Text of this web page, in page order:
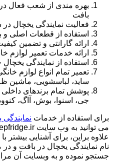
بهره مندی از شعب فعال
بافت
فعالیت نمایندگی یخچال
استفاده از قطعات اصلی و
ارائه گارانتی و تضمین
ارائه خدمات تعمیر لوازم
استفاده از نمایندگی
تعمیر تمام انواع لوازم
ساید، لباسشویی، ماشین
پوشش تمام برندهای
جی، اسنوا، بوش، آاگ،
برای استفاده از خدمات
علاوه براین، برای آشنایی بیشتر
نام نمایندگی یخچال در بافت و
جستجو نموده و به وبسایت آن